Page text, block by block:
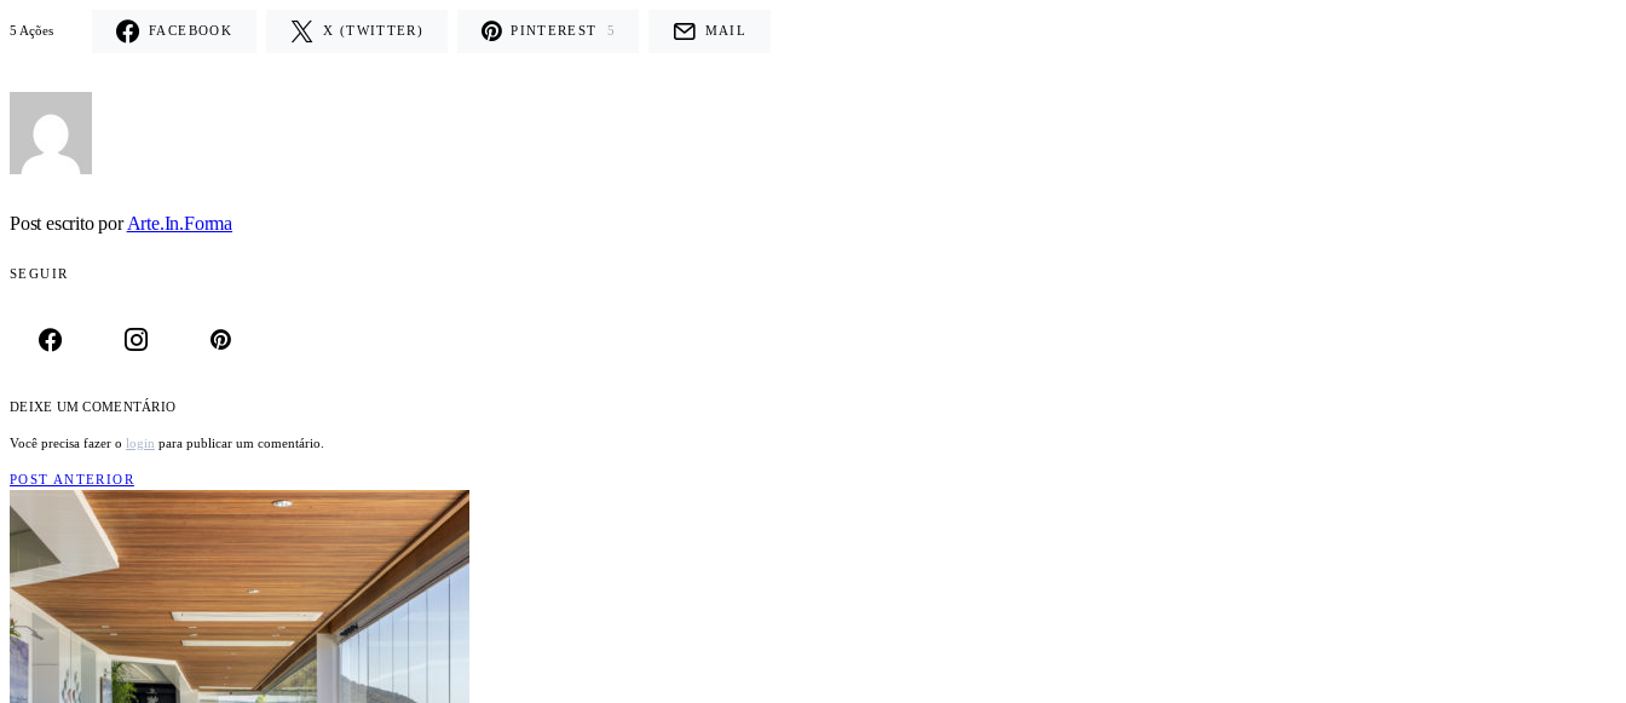
5 Ações FACEBOOK X (TWITTER) PINTEREST 5 MAIL
Post escrito por Arte.In.Forma
SEGUIR
DEIXE UM COMENTÁRIO
Você precisa fazer o login para publicar um comentário.
POST ANTERIOR